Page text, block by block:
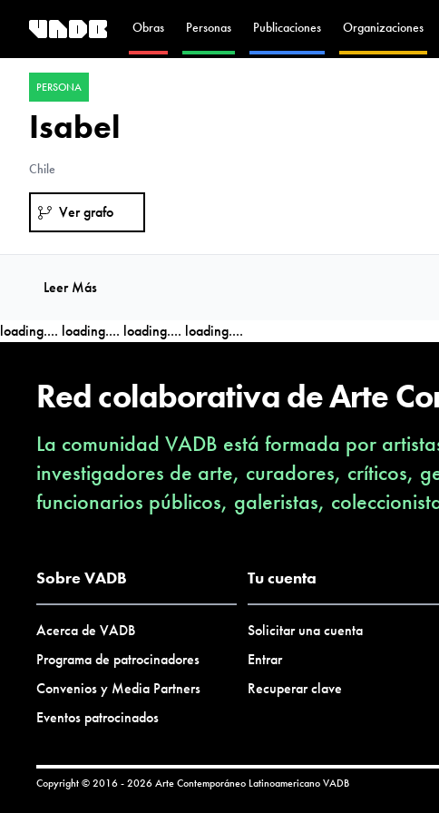
Obras Personas Publicaciones Organizaciones
PERSONA
Isabel
Chile
Ver grafo
Leer Más
loading.... loading.... loading.... loading....
Red colaborativa de Arte
La comunidad VADB está formada por
investigadores de arte, curadores, críticos,
funcionarios públicos, galeristas,
Sobre VADB
Acerca de VADB
Programa de patrocinadores
Convenios y Media Partners
Eventos patrocinados
Tu cuenta
Solicitar una cuenta
Entrar
Recuperar clave
Copyright © 2016 - 2026 Arte Contemporáneo LatinoamericanoVADB